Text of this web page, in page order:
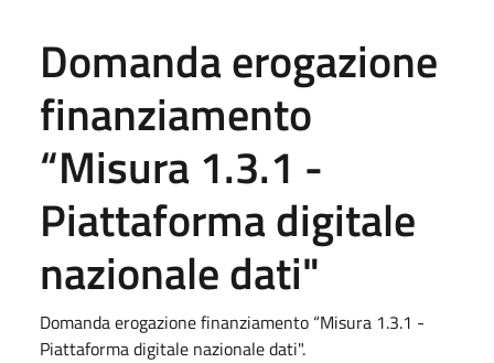
Domanda erogazione
finanziamento
“Misura 1.3.1 -
Piattaforma digitale
nazionale dati"
Domanda erogazione finanziamento “Misura 1.3.1 -
Piattaforma digitale nazionale dati".